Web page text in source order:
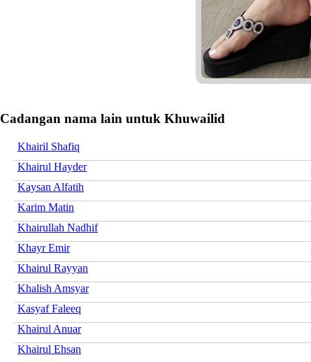
Cadangan nama lain untuk Khuwailid
Khairil Shafiq
Khairul Hayder
Kaysan Alfatih
Karim Matin
Khairullah Nadhif
Khayr Emir
Khairul Rayyan
Khalish Amsyar
Kasyaf Faleeq
Khairul Anuar
Khairul Ehsan